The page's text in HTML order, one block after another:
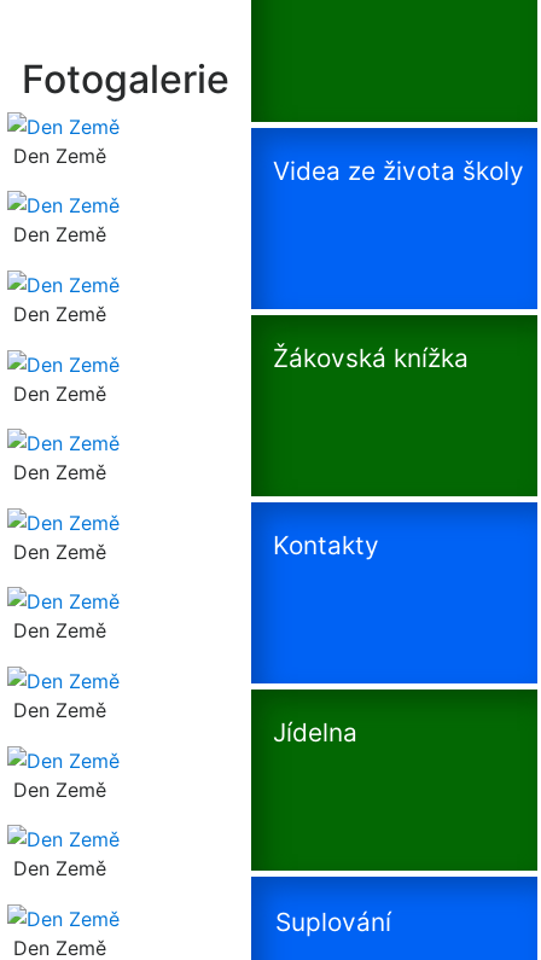
Fotogalerie
Den Země
Den Země
Den Země
Den Země
Den Země
Den Země
Den Země
Den Země
Den Země
Den Země
Den Země
Videa ze života školy
Žákovská knížka
Kontakty
Jídelna
Suplování